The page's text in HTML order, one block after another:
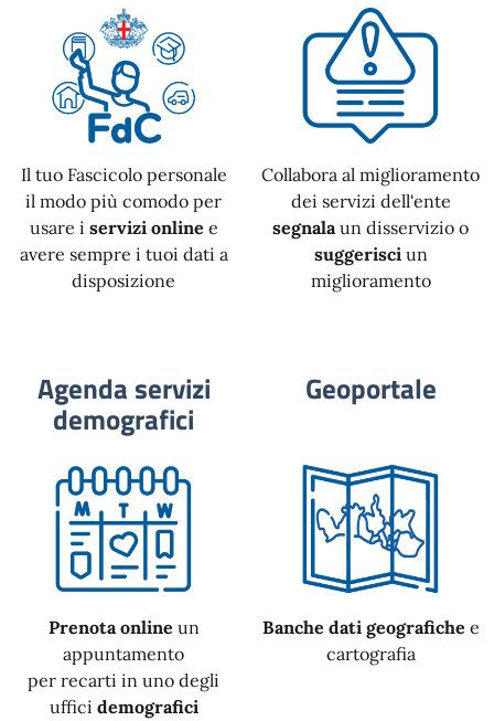
Il tuo Fascicolo personale
il modo più comodo per
usare i servizi online e
avere sempre i tuoi dati a
disposizione
Collabora al miglioramento
dei servizi dell'ente
segnala un disservizio o
suggerisciun
miglioramento
Agenda servizi
demografici
Prenota online un
appuntamento
per recarti in uno degli
uffici demografici
Geoportale
Banche dati geografiche e
cartografia